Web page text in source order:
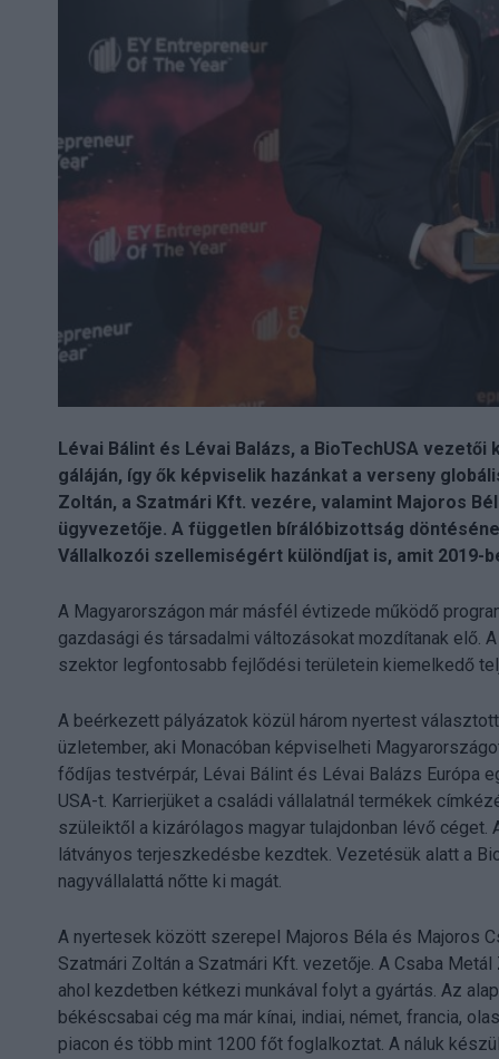
Lévai Bálint és Lévai Balázs, a BioTechUSA
gáláján, így ők képviselik hazánkat a verseny
Zoltán, a Szatmári Kft. vezére, valamint Majoros
ügyvezetője. A független bírálóbizottság
Vállalkozói szellemiségért különdíjat is, amit 2019-
A Magyarországon már másfél évtizede működő
gazdasági és társadalmi változásokat mozdítanak elő.
szektor legfontosabb fejlődési területein kiemelkedő
A beérkezett pályázatok közül három nyertest
üzletember, aki Monacóban képviselheti
fődíjas testvérpár, Lévai Bálint és Lévai Balázs Európa
USA-t. Karrierjüket a családi vállalatnál termékek
szüleiktől a kizárólagos magyar tulajdonban lévő
látványos terjeszkedésbe kezdtek. Vezetésük alatt a
nagyvállalattá nőtte ki magát.
A nyertesek között szerepel Majoros Béla és Majoros
Szatmári Zoltán a Szatmári Kft. vezetője. A Csaba
ahol kezdetben kétkezi munkával folyt a gyártás. Az
békéscsabai cég ma már kínai, indiai, német, francia,
piacon és több mint 1200 főt foglalkoztat. A náluk